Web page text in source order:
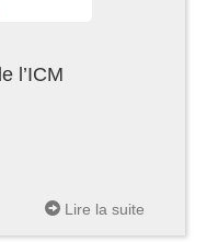
l’ICM
Lire la suite